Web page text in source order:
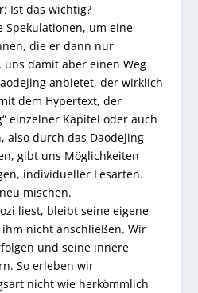
Ist das wichtig?
um eine
die er dann nur
damit aber einen Weg
anbietet, der wirklich
dem Hypertext, der
einzelner Kapitel oder auch
also durch das Daodejing
gibt uns Möglichkeiten
individueller Lesarten.
mischen.
liest, bleibt seine eigene
nicht anschließen. Wir
und seine innere
So erleben wir
nicht wie herkömmlich